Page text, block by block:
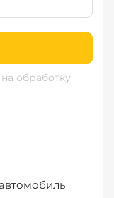
на обработку